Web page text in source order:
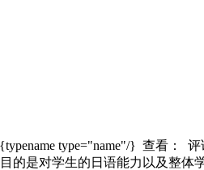
type="name"/} 查看：
评
的是对学生的日语能力以及整